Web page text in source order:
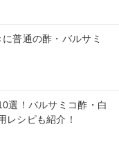
普通の酢・バルサミ
選！バルサミコ酢・白
レシピも紹介！